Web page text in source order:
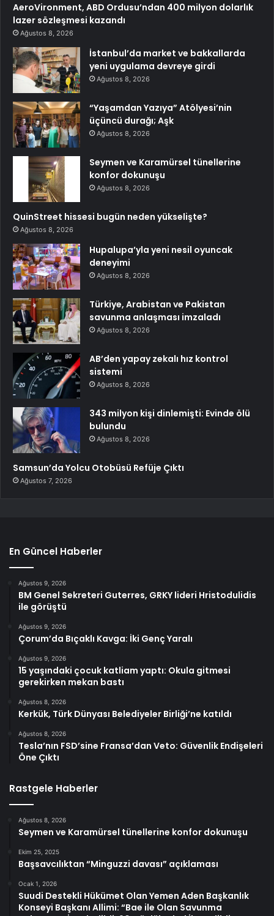
AeroVironment, ABD Ordusu’ndan 400 milyon dolarlık
lazer sözleşmesi kazandı
Ağustos 8, 2026
İstanbul’da market ve bakkallarda
yeni uygulama devreye girdi
Ağustos 8, 2026
“Yaşamdan Yazıya” Atölyesi’nin
üçüncü durağı; Aşk
Ağustos 8, 2026
Seymen ve Karamürsel tünellerine
konfor dokunuşu
Ağustos 8, 2026
QuinStreet hissesi bugün neden yükselişte?
Ağustos 8, 2026
Hupalupa’yla yeni nesil oyuncak
deneyimi
Ağustos 8, 2026
Türkiye, Arabistan ve Pakistan
savunma anlaşması imzaladı
Ağustos 8, 2026
AB’den yapay zekalı hız kontrol
sistemi
Ağustos 8, 2026
343 milyon kişi dinlemişti: Evinde ölü
bulundu
Ağustos 8, 2026
Samsun’da Yolcu Otobüsü Refüje Çıktı
Ağustos 7, 2026
En Güncel Haberler
Ağustos 9, 2026
BM Genel Sekreteri Guterres, GRKY lideri Hristodulidis
ile görüştü
Ağustos 9, 2026
Çorum’da Bıçaklı Kavga: İki Genç Yaralı
Ağustos 9, 2026
15 yaşındaki çocuk katliam yaptı: Okula gitmesi
gerekirken mekan bastı
Ağustos 8, 2026
Kerkük, Türk Dünyası Belediyeler Birliği’ne katıldı
Ağustos 8, 2026
Tesla’nın FSD’sine Fransa’dan Veto: Güvenlik Endişeleri
Öne Çıktı
Rastgele Haberler
Ağustos 8, 2026
Seymen ve Karamürsel tünellerine konfor dokunuşu
Ekim 25, 2025
Başsavcılıktan “Minguzzi davası” açıklaması
Ocak 1, 2026
Suudi Destekli Hükümet Olan Yemen Aden Başkanlık
Konseyi Başkanı Allimi: “Bae ile Olan Savunma